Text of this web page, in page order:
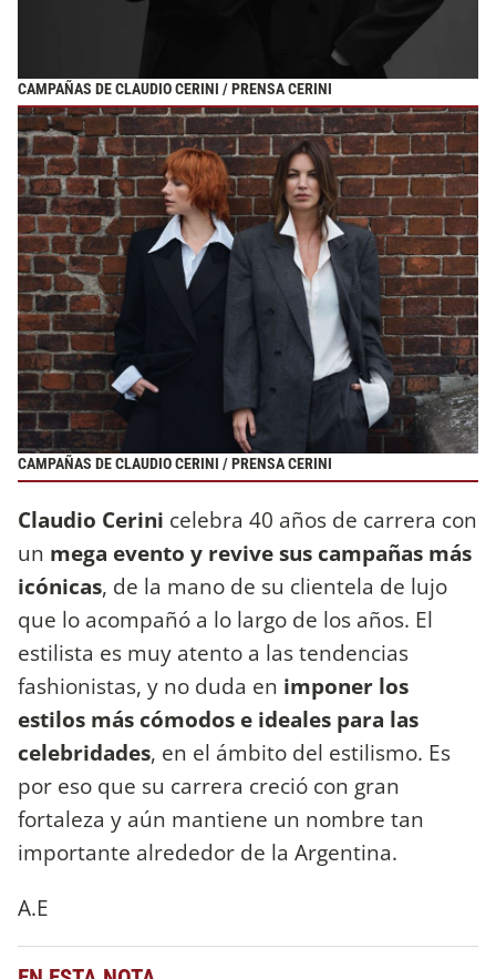
CAMPAÑAS DE CLAUDIO CERINI / PRENSA CERINI
CAMPAÑAS DE CLAUDIO CERINI / PRENSA CERINI
Claudio Cerini celebra 40 años de carrera con
un mega evento y revive sus campañas más
icónicas, de la mano de su clientela de lujo
que lo acompañó a lo largo de los años. El
estilista es muy atento a las tendencias
fashionistas, y no duda en imponer los
estilos más cómodos e ideales para las
celebridades, en el ámbito del estilismo. Es
por eso que su carrera creció con gran
fortaleza y aún mantiene un nombre tan
importante alrededor de la Argentina.
A.E